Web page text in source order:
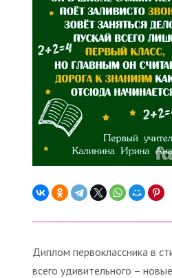
Диплом первоклассника в
всего удивительного –